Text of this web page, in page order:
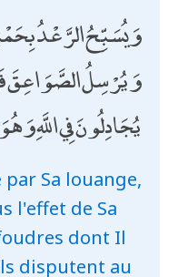
وَيُسَبِّحُ الرَّعْدُ
وَيُرْسِلُ الصَّوَاعِقَ
يُجَادِلُونَ فِي اللَّهِ
Sa louange,
l'effet de Sa
dont Il
disputent au